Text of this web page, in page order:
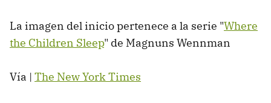
La imagen del inicio pertenece a la serie "Where
the Children Sleep" de Magnuns Wennman
Vía | The New York Times